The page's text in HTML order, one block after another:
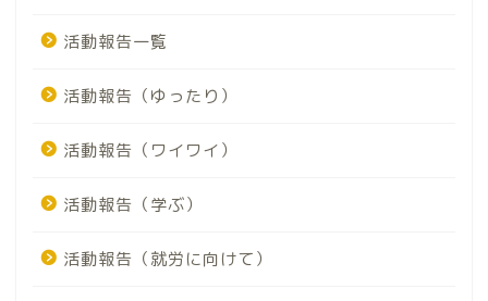
活動報告一覧
活動報告（ゆったり）
活動報告（ワイワイ）
活動報告（学ぶ）
活動報告（就労に向けて）